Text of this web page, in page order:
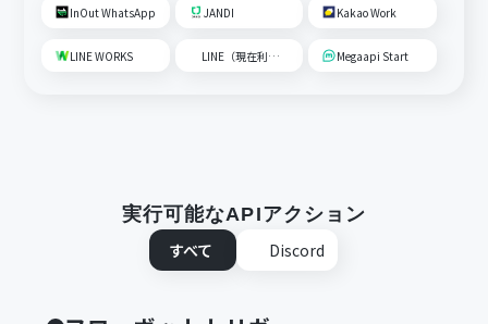
InOut WhatsApp JANDI Kakao Work
LINE WORKS LINE（現在利用不可） Megaapi Start
実行可能なAPIアクション
すべて
Discord